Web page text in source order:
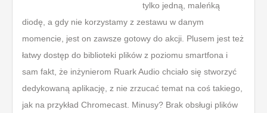
tylko jedną, maleńką
diodę, a gdy nie korzystamy z zestawu w danym
momencie, jest on zawsze gotowy do akcji. Plusem jest też
łatwy dostęp do biblioteki plików z poziomu smartfona i
sam fakt, że inżynierom Ruark Audio chciało się stworzyć
dedykowaną aplikację, z nie zrzucać temat na coś takiego,
jak na przykład Chromecast. Minusy? Brak obsługi plików